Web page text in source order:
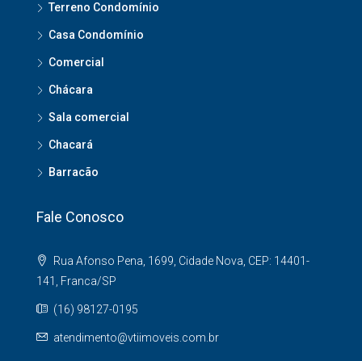
Terreno Condomínio
Casa Condomínio
Comercial
Chácara
Sala comercial
Chacará
Barracão
Fale Conosco
Rua Afonso Pena, 1699, Cidade Nova, CEP: 14401-
141, Franca/SP
(16) 98127-0195
atendimento@vtiimoveis.com.br